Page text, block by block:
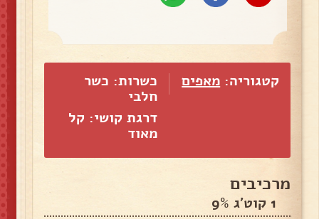
קטגוריה: מאפים
כשרות: כשר
חלבי
דרגת קושי: קל
מאוד
מרכיבים
1 קוט'ג 9%